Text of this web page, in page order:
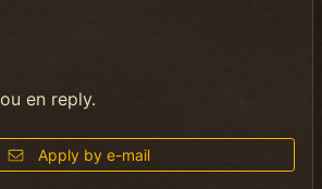
en reply.
Apply by e-mail